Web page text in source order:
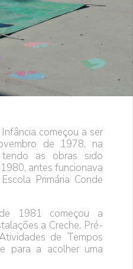
começou a ser
de 1978, na
as obras sido
antes funcionava
Primária Conde
1981 começou a
a Creche, Pré-
de Tempos
para a acolher uma